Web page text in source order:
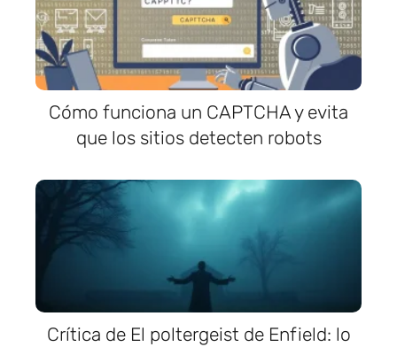
Cómo funciona un CAPTCHA y evita
que los sitios detecten robots
Crítica de El poltergeist de Enfield: lo